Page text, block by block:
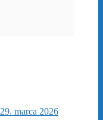
29. marca 2026